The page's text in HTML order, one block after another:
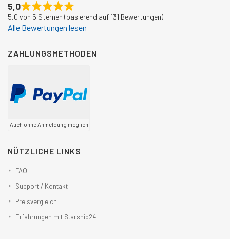
5,0
5,0 von 5 Sternen (basierend auf 131 Bewertungen)
Alle Bewertungen lesen
ZAHLUNGSMETHODEN
Auch ohne Anmeldung möglich
NÜTZLICHE LINKS
FAQ
Support / Kontakt
Preisvergleich
Erfahrungen mit Starship24